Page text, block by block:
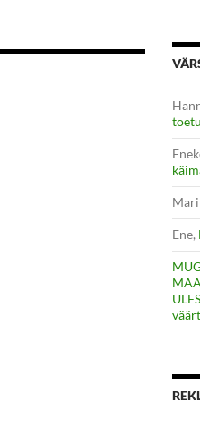
Ene,